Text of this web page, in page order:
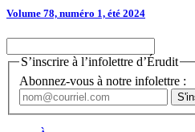
Volume 78, numéro 1, été 2024
S’inscrire à l’infolettre d’Érudit
Abonnez-vous à notre infolettre :